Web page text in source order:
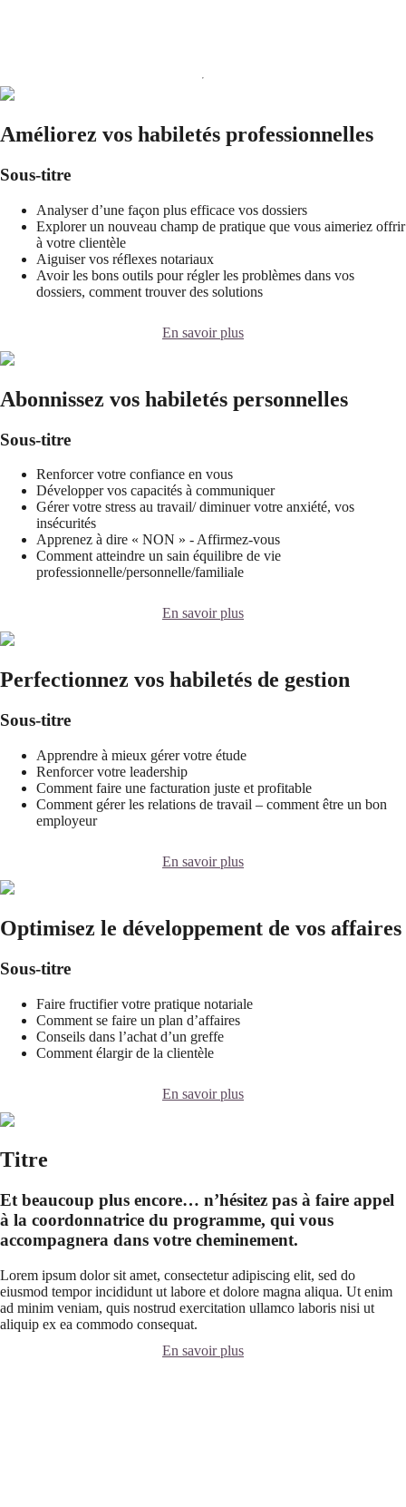
Améliorez vos habiletés professionnelles
Sous-titre
Analyser d’une façon plus efficace vos dossiers
Explorer un nouveau champ de pratique que vous aimeriez offrir
à votre clientèle
Aiguiser vos réflexes notariaux
Avoir les bons outils pour régler les problèmes dans vos
dossiers, comment trouver des solutions
En savoir plus
Abonnissez vos habiletés personnelles
Sous-titre
Renforcer votre confiance en vous
Développer vos capacités à communiquer
Gérer votre stress au travail/ diminuer votre anxiété, vos
insécurités
Apprenez à dire « NON » - Affirmez-vous
Comment atteindre un sain équilibre de vie
professionnelle/personnelle/familiale
En savoir plus
Perfectionnez vos habiletés de gestion
Sous-titre
Apprendre à mieux gérer votre étude
Renforcer votre leadership
Comment faire une facturation juste et profitable
Comment gérer les relations de travail – comment être un bon
employeur
En savoir plus
Optimisez le développement de vos affaires
Sous-titre
Faire fructifier votre pratique notariale
Comment se faire un plan d’affaires
Conseils dans l’achat d’un greffe
Comment élargir de la clientèle
En savoir plus
Titre
Et beaucoup plus encore… n’hésitez pas à faire appel
à la coordonnatrice du programme, qui vous
accompagnera dans votre cheminement.
Lorem ipsum dolor sit amet, consectetur adipiscing elit, sed do
eiusmod tempor incididunt ut labore et dolore magna aliqua. Ut enim
ad minim veniam, quis nostrud exercitation ullamco laboris nisi ut
aliquip ex ea commodo consequat.
En savoir plus